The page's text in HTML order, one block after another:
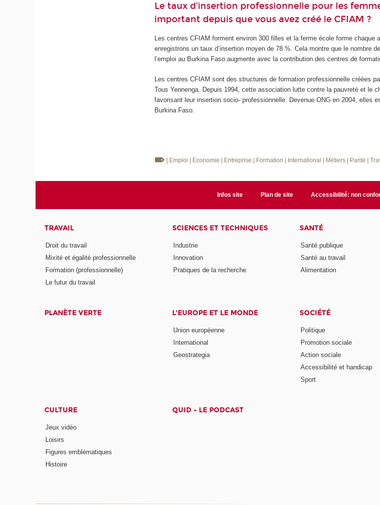
Le taux d’insertion professionnelle pour les
important depuis que vous avez créé le CFIAM ?
Les centres CFIAM forment environ 300 filles et la ferme école forme chaque
enregistrons un taux d’insertion moyen de 78 %. Cela montre que le nombre
l’emploi au Burkina Faso augmente avec la contribution des centres de
Les centres CFIAM sont des structures de formation professionnelle créées
Tous Yennenga. Depuis 1994, cette association lutte contre la pauvreté et le
favorisant leur insertion socio- professionnelle. Devenue ONG en 2004, elles
Burkina Faso.
| Emploi | Economie | Entreprise | Formation | International | Métiers | Parité |
Infos site Plan de site Accessibilité: non
TRAVAIL
Droit du travail
Mixité et égalité professionnelle
Formation (professionnelle)
Le futur du travail
SCIENCES ET TECHNIQUES
Industrie
Innovation
Pratiques de la recherche
SANTÉ
Santé publique
Santé au travail
Alimentation
PLANÈTE VERTE L'EUROPE ET LE MONDE
Union européenne
International
Geostrategia
SOCIÉTÉ
Politique
Promotion sociale
Action sociale
Accessibilité et handicap
Sport
CULTURE
Jeux vidéo
Loisirs
Figures emblématiques
Histoire
QUID - LE PODCAST